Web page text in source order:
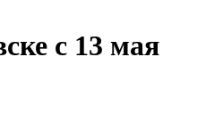
с 13 мая